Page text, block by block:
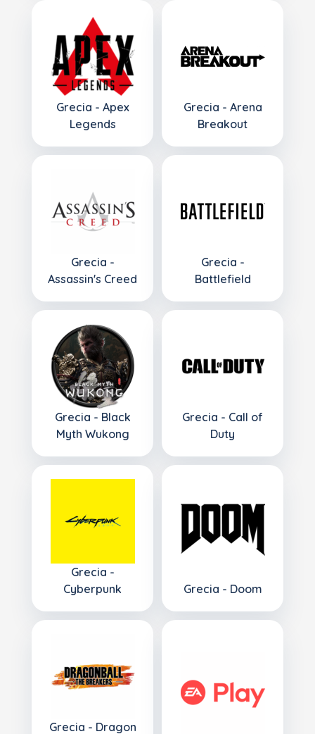
Grecia - Apex
Legends
Grecia - Arena
Breakout
Grecia -
Assassin's Creed
Grecia -
Battlefield
Grecia - Black
Myth Wukong
Grecia - Call of
Duty
Grecia -
Cyberpunk
Grecia - Doom
Grecia - Dragon